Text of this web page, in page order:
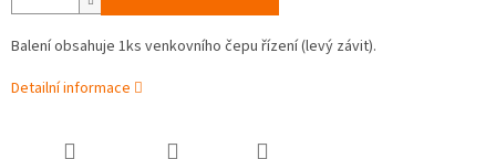
Balení obsahuje 1ks venkovního čepu řízení (levý závit).
Detailní informace